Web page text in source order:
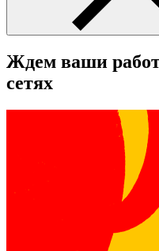
Ждем ваши
сетях